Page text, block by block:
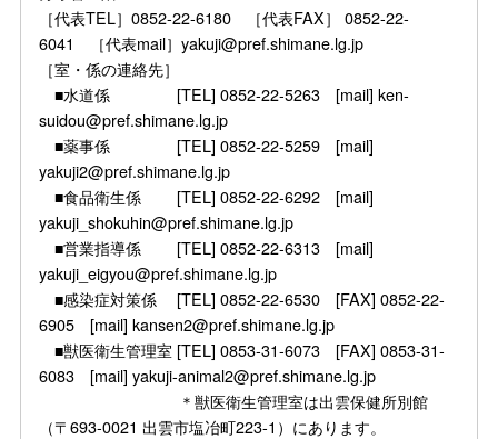
［代表TEL］0852-22-6180 ［代表FAX］ 0852-22-
6041 ［代表mail］yakuji@pref.shimane.lg.jp
［室・係の連絡先］
■水道係 [TEL] 0852-22-5263 [mail] ken-
suidou@pref.shimane.lg.jp
■薬事係 [TEL] 0852-22-5259 [mail]
yakuji2@pref.shimane.lg.jp
■食品衛生係 [TEL] 0852-22-6292 [mail]
yakuji_shokuhin@pref.shimane.lg.jp
■営業指導係 [TEL] 0852-22-6313 [mail]
yakuji_eigyou@pref.shimane.lg.jp
■感染症対策係 [TEL] 0852-22-6530 [FAX] 0852-22-
6905 [mail] kansen2@pref.shimane.lg.jp
■獣医衛生管理室 [TEL] 0853-31-6073 [FAX] 0853-31-
6083 [mail] yakuji-animal2@pref.shimane.lg.jp
＊獣医衛生管理室は出雲保健所別館
（〒693-0021 出雲市塩冶町223-1）にあります。